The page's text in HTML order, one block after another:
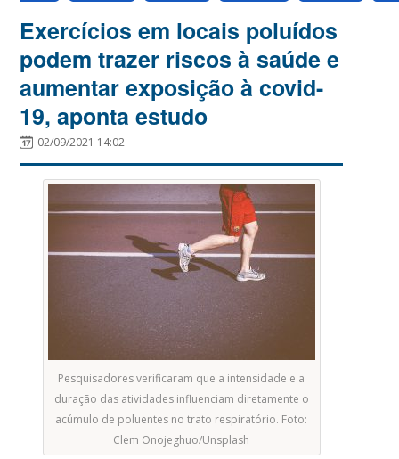
Exercícios em locais poluídos
podem trazer riscos à saúde e
aumentar exposição à covid-
19, aponta estudo
02/09/2021 14:02
Pesquisadores verificaram que a intensidade e a
duração das atividades influenciam diretamente o
acúmulo de poluentes no trato respiratório. Foto:
Clem Onojeghuo/Unsplash